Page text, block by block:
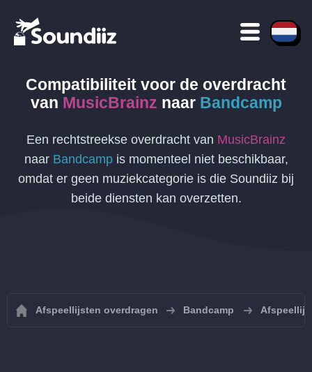
Compatibiliteit voor de overdracht
van MusicBrainz naar Bandcamp
Een rechtstreekse overdracht van MusicBrainz
naar Bandcampis momenteel niet beschikbaar,
omdat er geen muziekcategorie is die Soundiiz bij
beide diensten kan overzetten.
Afspeellijsten overdragen Bandcamp